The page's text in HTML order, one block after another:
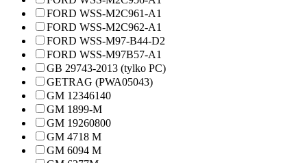
FORD WSS-M2C961-A1
FORD WSS-M2C962-A1
FORD WSS-M97-B44-D2
FORD WSS-M97B57-A1
GB 29743-2013 (tylko PC)
GETRAG (PWA05043)
GM 12346140
GM 1899-M
GM 19260800
GM 4718 M
GM 6094 M